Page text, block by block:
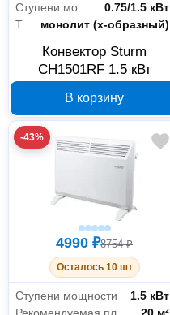
Ступени мощности
0.75/1.5 кВт
Тип нагревательного элемента
монолит (х-образный)
Конвектор Sturm
CH1501RF 1.5 кВт
В корзину
-43%
4990 ₽8754 ₽
Осталось 10 шт
Ступени мощности
1.5 кВт